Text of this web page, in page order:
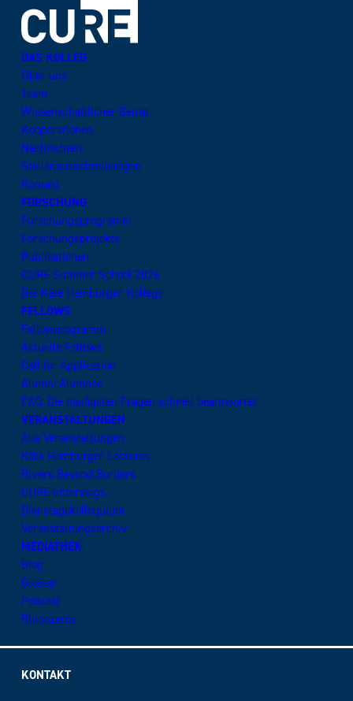
DAS KOLLEG
Über uns
Team
Wissenschaftlicher Beirat
Kooperationen
Nachrichten
Stellenausschreibungen
Kontakt
FORSCHUNG
Forschungsprogramm
Forschungsprojekte
Publikationen
CURE Summer School 2026
Die Käte Hamburger Kollegs
FELLOWS
Fellowprogramm
Aktuelle Fellows
Call for Application
Alumni:Alumnae
FAQ: Die häufigsten Fragen schnell beantwortet
VERANSTALTUNGEN
Alle Veranstaltungen
Käte Hamburger Lectures
Rivers Beyond Borders
CURE unterwegs
Dienstagskolloquium
Veranstaltungsarchiv
MEDIATHEK
Blog
Glossar
Podcast
Rhinozeros
KONTAKT